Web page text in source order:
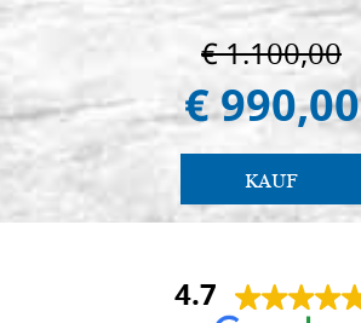
€ 1.100,00
€ 990,00
KAUF
4.7